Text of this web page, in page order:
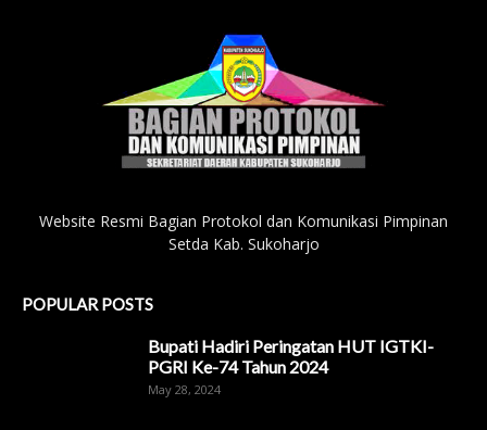
Website Resmi Bagian Protokol dan Komunikasi Pimpinan
Setda Kab. Sukoharjo
POPULAR POSTS
Bupati Hadiri Peringatan HUT IGTKI-
PGRI Ke-74 Tahun 2024
May 28, 2024